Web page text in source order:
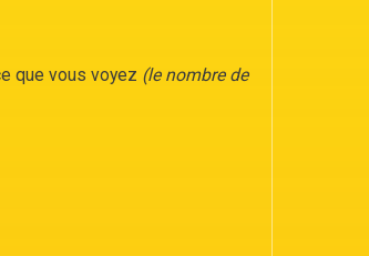
que vous voyez (le nombre de